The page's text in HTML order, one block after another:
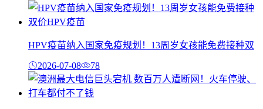
HPV疫苗纳入国家免疫规划！13周岁女孩能免费接种双
2026-07-08 78